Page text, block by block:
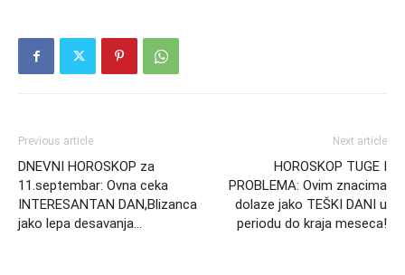
Previous article
DNEVNI HOROSKOP za
11.septembar: Ovna ceka
INTERESANTAN DAN,Blizanca
jako lepa desavanja…
Next article
HOROSKOP TUGE I
PROBLEMA: Ovim znacima
dolaze jako TEŠKI DANI u
periodu do kraja meseca!